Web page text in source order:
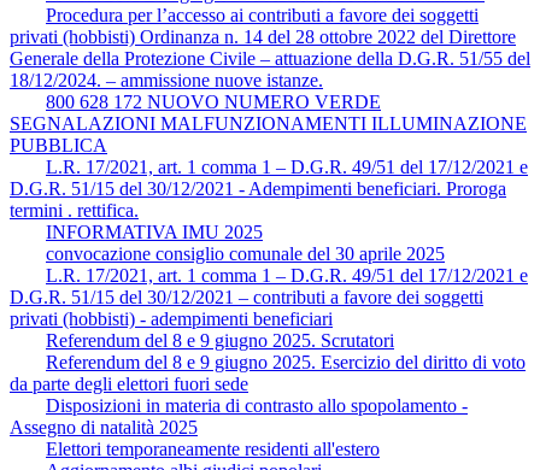
Procedura per l’accesso ai contributi a favore dei soggetti
privati (hobbisti) Ordinanza n. 14 del 28 ottobre 2022 del Direttore
Generale della Protezione Civile – attuazione della D.G.R. 51/55 del
18/12/2024. – ammissione nuove istanze.
800 628 172 NUOVO NUMERO VERDE
SEGNALAZIONI MALFUNZIONAMENTI ILLUMINAZIONE
PUBBLICA
L.R. 17/2021, art. 1 comma 1 – D.G.R. 49/51 del 17/12/2021 e
D.G.R. 51/15 del 30/12/2021 - Adempimenti beneficiari. Proroga
termini . rettifica.
INFORMATIVA IMU 2025
convocazione consiglio comunale del 30 aprile 2025
L.R. 17/2021, art. 1 comma 1 – D.G.R. 49/51 del 17/12/2021 e
D.G.R. 51/15 del 30/12/2021 – contributi a favore dei soggetti
privati (hobbisti) - adempimenti beneficiari
Referendum del 8 e 9 giugno 2025. Scrutatori
Referendum del 8 e 9 giugno 2025. Esercizio del diritto di voto
da parte degli elettori fuori sede
Disposizioni in materia di contrasto allo spopolamento -
Assegno di natalità 2025
Elettori temporaneamente residenti all'estero